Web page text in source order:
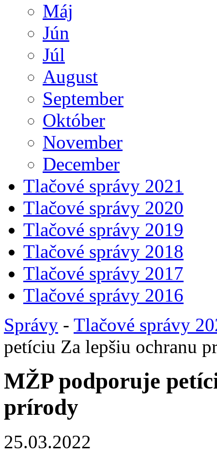
Máj
Jún
Júl
August
September
Október
November
December
Tlačové správy 2021
Tlačové správy 2020
Tlačové správy 2019
Tlačové správy 2018
Tlačové správy 2017
Tlačové správy 2016
Správy - Tlačové správy
petíciu Za lepšiu ochranu
MŽP podporuje
prírody
25.03.2022